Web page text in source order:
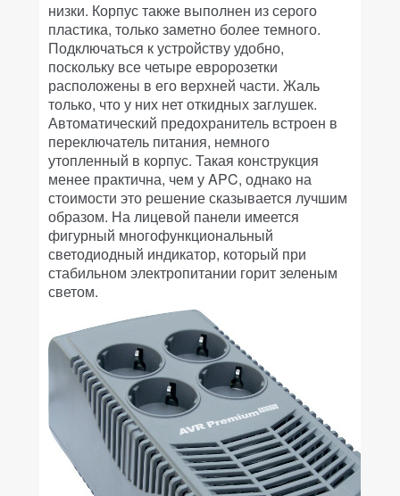
низки. Корпус также выполнен из серого
пластика, только заметно более темного.
Подключаться к устройству удобно,
поскольку все четыре евророзетки
расположены в его верхней части. Жаль
только, что у них нет откидных заглушек.
Автоматический предохранитель встроен в
переключатель питания, немного
утопленный в корпус. Такая конструкция
менее практична, чем у APC, однако на
стоимости это решение сказывается лучшим
образом. На лицевой панели имеется
фигурный многофункциональный
светодиодный индикатор, который при
стабильном электропитании горит зеленым
светом.